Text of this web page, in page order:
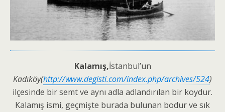
Kalamış,İstanbul’un
Kadıköy(http://www.degisti.com/index.php/archives/524)
ilçesinde bir semt ve aynı adla adlandırılan bir koydur.
Kalamış ismi, geçmişte burada bulunan bodur ve sık